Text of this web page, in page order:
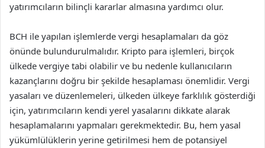
yatırımcıların bilinçli kararlar almasına yardımcı olur.
BCH ile yapılan işlemlerde vergi hesaplamaları da göz
önünde bulundurulmalıdır. Kripto para işlemleri, birçok
ülkede vergiye tabi olabilir ve bu nedenle kullanıcıların
kazançlarını doğru bir şekilde hesaplaması önemlidir. Vergi
yasaları ve düzenlemeleri, ülkeden ülkeye farklılık gösterdiği
için, yatırımcıların kendi yerel yasalarını dikkate alarak
hesaplamalarını yapmaları gerekmektedir. Bu, hem yasal
yükümlülüklerin yerine getirilmesi hem de potansiyel